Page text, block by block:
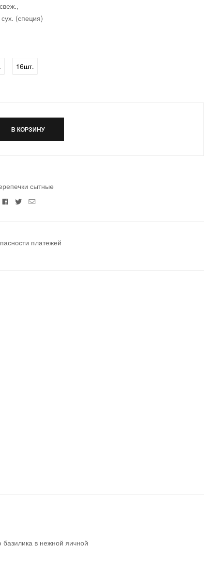
(специя)
16шт.
В КОРЗИНУ
сытные
Facebook
TwitterEmail
платежей
базилика в нежной яичной